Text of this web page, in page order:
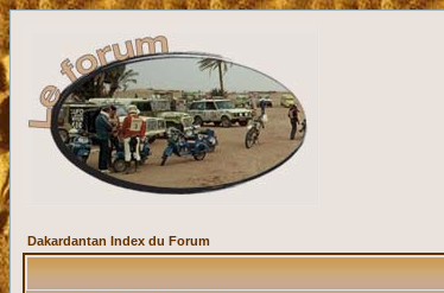
Dakardantan Index du Forum